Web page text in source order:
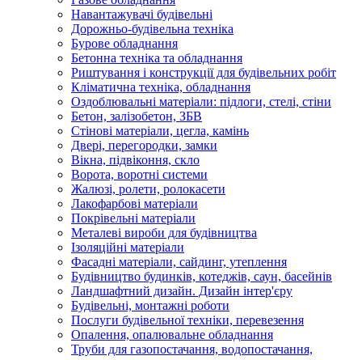
Навантажувачі будівельні
Дорожньо-будівельна техніка
Бурове обладнання
Бетонна техніка та обладнання
Риштування і конструкції для будівельних робіт
Кліматична техніка, обладнання
Оздоблювальні матеріали: підлоги, стелі, стіни
Бетон, залізобетон, ЗБВ
Стінові матеріали, цегла, камінь
Двері, перегородки, замки
Вікна, підвіконня, скло
Ворота, воротні системи
Жалюзі, ролети, ролокасети
Лакофарбові матеріали
Покрівельні матеріали
Металеві вироби для будівництва
Ізоляційні матеріали
Фасадні матеріали, сайдинг, утеплення
Будівництво будинків, котеджів, саун, басейнів
Ландшафтний дизайн. Дизайн інтер'єру
Будівельні, монтажні роботи
Послуги будівельної техніки, перевезення
Опалення, опалювальне обладнання
Труби для газопостачання, водопостачання,